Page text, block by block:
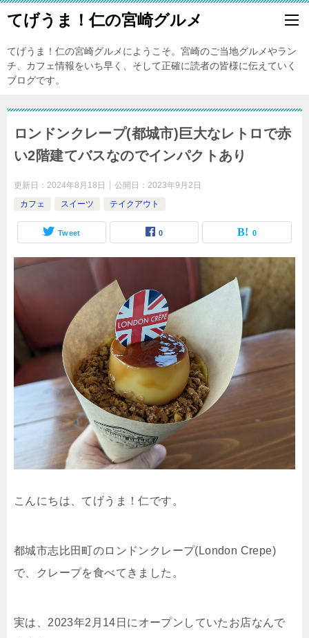
てげうま！仁の宮崎グルメ
てげうま！仁の宮崎グルメにようこそ。宮崎のご当地グルメやラン
チ、カフェ情報をいち早く、そして正確に読者の皆様に伝えていく
ブログです。
ロンドンクレープ(都城市)巨大なレトロで赤
い2階建てバスなのでインパクトあり
更新日： 2024年8月18日 公開日： 2023年9月2日
カフェ
スイーツ テイクアウト
Tweet 0 0
こんにちは、てげうま！仁です。
都城市志比田町のロンドンクレープ(London Crepe)
で、クレープを食べてきました。
実は、2023年2月14日にオープンしていたお店なんで